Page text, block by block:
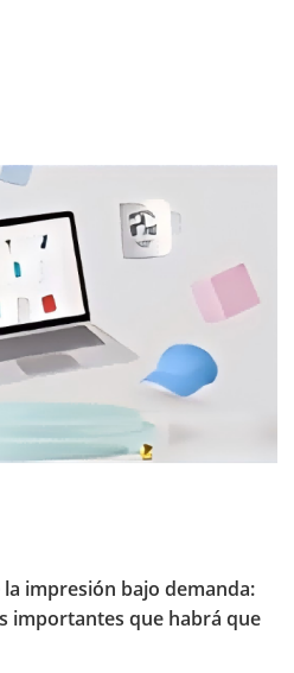
impresión bajo demanda:
importantes que habrá que